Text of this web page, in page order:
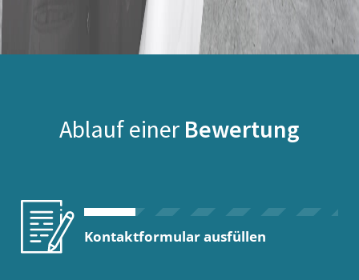
Ablauf einer Bewertung
Kontaktformular ausfüllen